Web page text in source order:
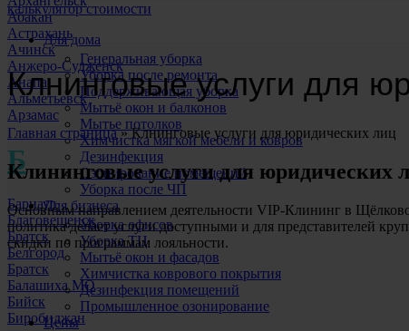
Абакан
Астрахань
Ачинск
Анжеро-Судженск
Анапа
Альметьевск
Арзамас
Б
Барнаул
Благовещенск
Братск
Белгород
Братск
Балашиха МО
Бийск
Биробиджан
калькулятор стоимости
Для дома
Генеральная уборка
Уборка после ремонта
Поддерживающая уборка
Мытьё окон и балконов
Мытье потолков
Химчистка мягкой мебели и ковров
Дезинфекция
Озонирование помещений
Уборка после ЧП
Для бизнеса
Уборка офисов
Уборка ТЦ
Мытьё окон и фасадов
Химчистка коврового покрытия
Дезинфекция помещений
Промышленное озонирование
Цены
Клнинговые услуги для
Главная страница»Клнинговые услуги для юридических лиц
Клининговые услуги для юридических
Основным направлением деятельности VIP-Клининг в
политика делает услуги доступными и для представителей
скидки по программам лояльности.